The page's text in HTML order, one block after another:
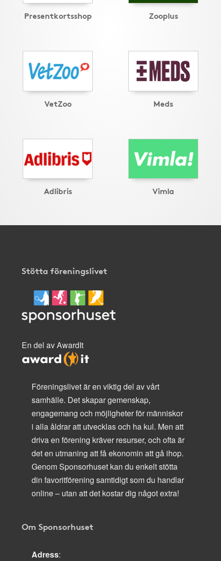
Presentkortsshop Zooplus
VetZoo Meds
Adlibris Vimla
Stötta föreningslivet
En del av AwardIt
Föreningslivet är en viktig del av vårt
samhälle. Det skapar gemenskap,
engagemang och möjligheter för människor
i alla åldrar att utvecklas och ha kul. Men att
driva en förening kräver resurser, och ofta är
det en utmaning att få ekonomin att gå ihop.
Genom Sponsorhuset kan du enkelt stötta
din favoritförening samtidigt som du handlar
online – utan att det kostar dig något extra!
Om Sponsorhuset
Adress: